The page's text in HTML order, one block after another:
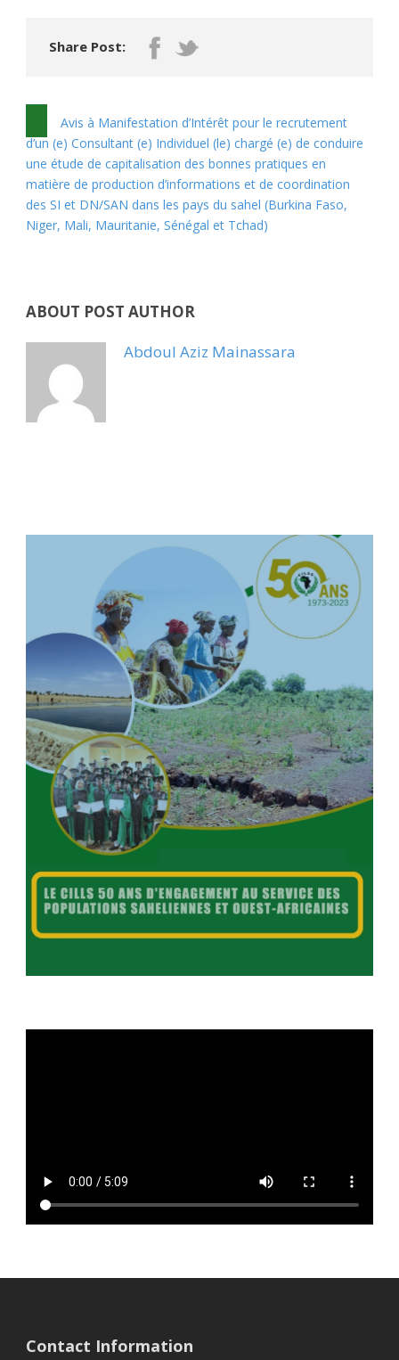
Share Post:
Avis à Manifestation d’Intérêt pour le recrutement
d’un (e) Consultant (e) Individuel (le) chargé (e) de conduire
une étude de capitalisation des bonnes pratiques en
matière de production d’informations et de coordination
des SI et DN/SAN dans les pays du sahel (Burkina Faso,
Niger, Mali, Mauritanie, Sénégal et Tchad)
ABOUT POST AUTHOR
Abdoul Aziz Mainassara
Contact Information